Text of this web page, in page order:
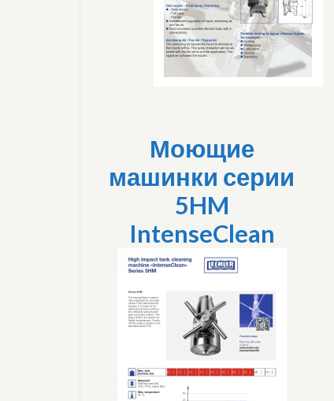
Моющие
машинки серии
5HM
IntenseClean